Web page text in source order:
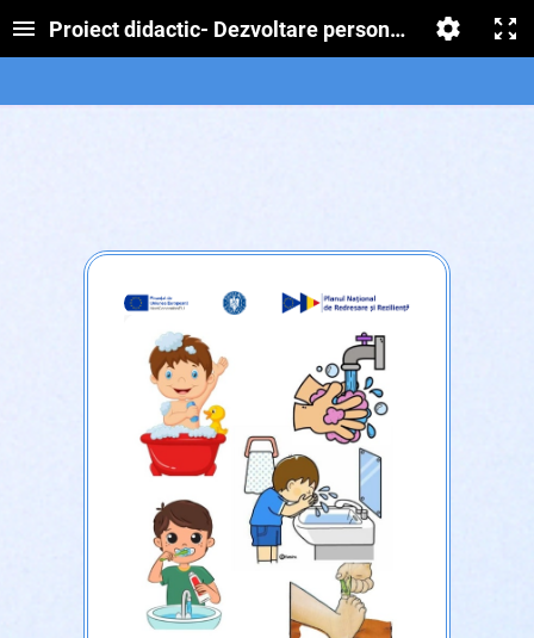
Proiect didactic- Dezvoltare personală